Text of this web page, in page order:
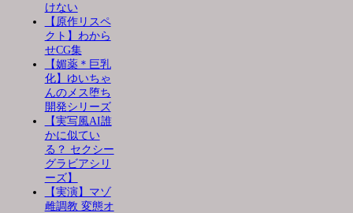
けない
【原作リスペ
クト】わから
せCG集
【媚薬＊巨乳
化】ゆいちゃ
んのメス堕ち
開発シリーズ
【実写風AI誰
かに似てい
る？ セクシー
グラビアシリ
ーズ】
【実演】マゾ
雌調教 変態オ